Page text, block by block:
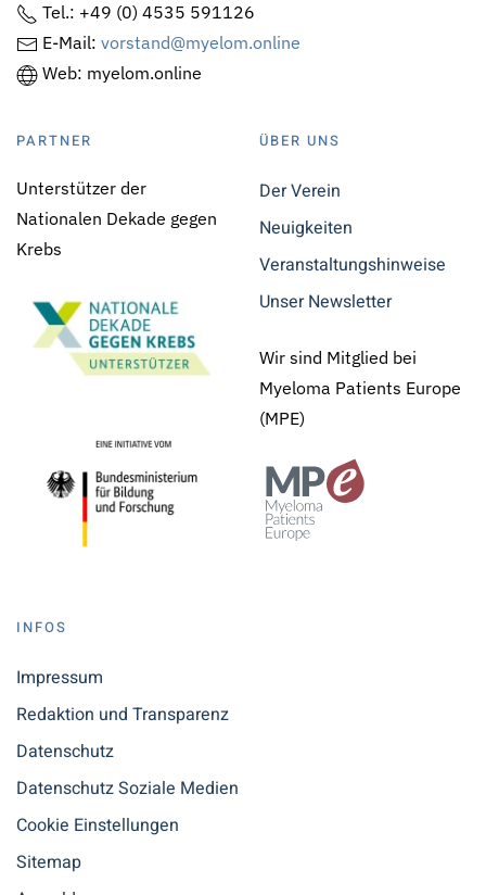
Tel.: +49 (0) 4535 591126
E-Mail: vorstand@myelom.online
Web: myelom.online
PARTNER
Unterstützer der
Nationalen Dekade gegen
Krebs
ÜBER UNS
Der Verein
Neuigkeiten
Veranstaltungshinweise
Unser Newsletter
Wir sind Mitglied bei
Myeloma Patients Europe
(MPE)
INFOS
Impressum
Redaktion und Transparenz
Datenschutz
Datenschutz Soziale Medien
Cookie Einstellungen
Sitemap